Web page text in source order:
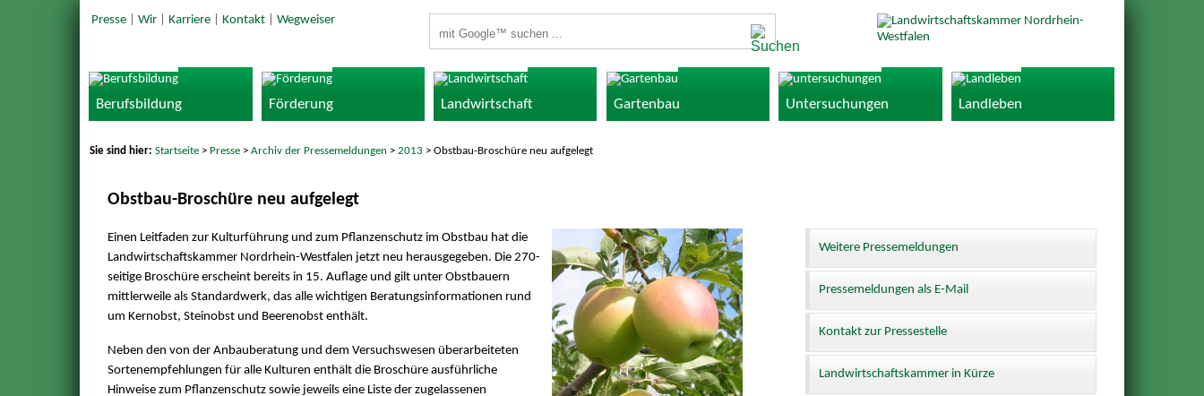
Presse| Wir| Karriere| Kontakt| Wegweiser
Berufsbildung Förderung Landwirtschaft Gartenbau Untersuchungen Landleben
Sie sind hier:Startseite > Presse >Archiv der Pressemeldungen >2013 > Obstbau-Broschüre neu aufgelegt
Obstbau-Broschüre neu aufgelegt
Einen Leitfaden zur Kulturführung und zum Pflanzenschutz im Obstbau hat die
Landwirtschaftskammer Nordrhein-Westfalen jetzt neu herausgegeben. Die 270-
seitige Broschüre erscheint bereits in 15. Auflage und gilt unter Obstbauern
mittlerweile als Standardwerk, das alle wichtigen Beratungsinformationen rund
um Kernobst, Steinobst und Beerenobst enthält.
Neben den von der Anbauberatung und dem Versuchswesen überarbeiteten
Sortenempfehlungen für alle Kulturen enthält die Broschüre ausführliche
Hinweise zum Pflanzenschutz sowie jeweils eine Liste der zugelassenen
Weitere Pressemeldungen
Pressemeldungen als E-Mail
Kontakt zur Pressestelle
Landwirtschaftskammer in Kürze